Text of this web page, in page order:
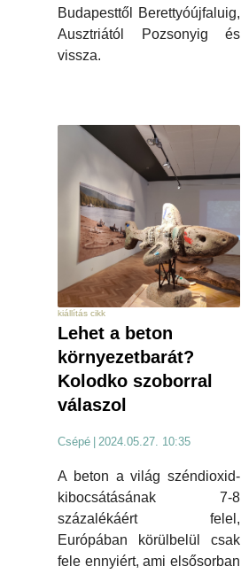
Budapesttől Berettyóújfaluig,
Ausztriától Pozsonyig és
vissza.
kiállítás cikk
Lehet a beton
környezetbarát?
Kolodko szoborral
válaszol
Csépé 2024.05.27. 10:35
A beton a világ széndioxid-
kibocsátásának 7-8
százalékáért felel,
Európában körülbelül csak
fele ennyiért, ami elsősorban